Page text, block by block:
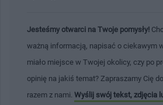
Jesteśmy otwarci na Twoje pomysły!
ważną informacją, napisać o ciekawym
miało miejsce w Twojej okolicy, czy po
opinię na jakiś temat? Zapraszamy Cię
razem z nami. Wyślij swój tekst, zdjęcia